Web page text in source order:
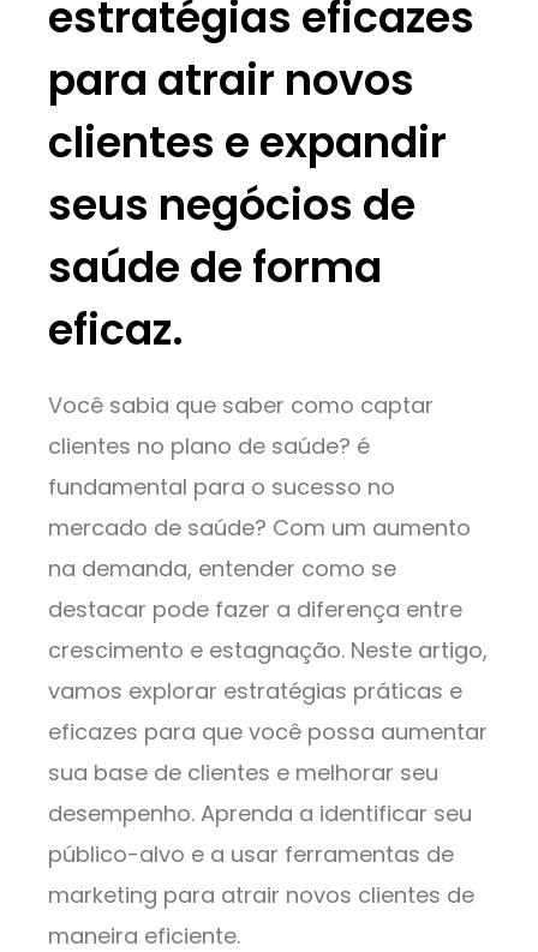
estratégias eficazes
para atrair novos
clientes e expandir
seus negócios de
saúde de forma
eficaz.
Você sabia que saber como captar
clientes no plano de saúde? é
fundamental para o sucesso no
mercado de saúde? Com um aumento
na demanda, entender como se
destacar pode fazer a diferença entre
crescimento e estagnação. Neste artigo,
vamos explorar estratégias práticas e
eficazes para que você possa aumentar
sua base de clientes e melhorar seu
desempenho. Aprenda a identificar seu
público-alvo e a usar ferramentas de
marketing para atrair novos clientes de
maneira eficiente.